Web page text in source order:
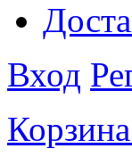
Вход